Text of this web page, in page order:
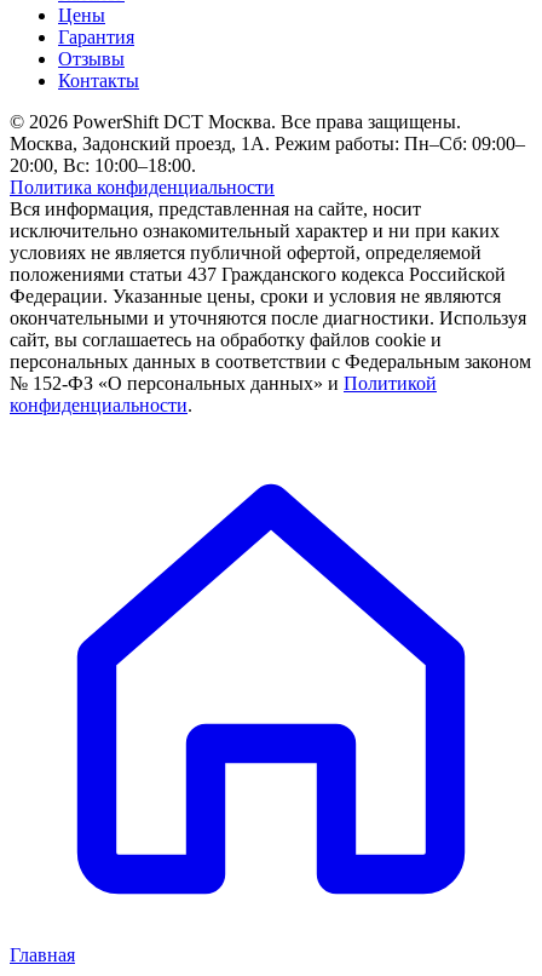
Цены
Гарантия
Отзывы
Контакты
© 2026 PowerShift DCT Москва. Все права защищены.
Москва, Задонский проезд, 1А. Режим работы: Пн–Сб: 09:00–
20:00, Вс: 10:00–18:00.
Политика конфиденциальности
Вся информация, представленная на сайте, носит
исключительно ознакомительный характер и ни при каких
условиях не является публичной офертой, определяемой
положениями статьи 437 Гражданского кодекса Российской
Федерации. Указанные цены, сроки и условия не являются
окончательными и уточняются после диагностики. Используя
сайт, вы соглашаетесь на обработку файлов cookie и
персональных данных в соответствии с Федеральным законом
№ 152-ФЗ «О персональных данных» и Политикой
конфиденциальности.
Главная